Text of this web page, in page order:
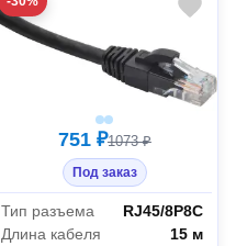
751 ₽1073 ₽
Под заказ
Тип разъема
RJ45/8P8C
Длина кабеля
15 м